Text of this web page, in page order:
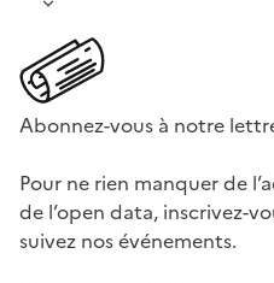
Abonnez-vous à notre
Pour ne rien manquer de
de l’open data, inscrivez-
suivez nos événements.